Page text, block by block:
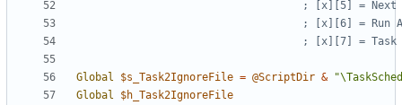
Global $s_Task2IgnoreFile = @ScriptDir &
Global
$h_Task2IgnoreFile